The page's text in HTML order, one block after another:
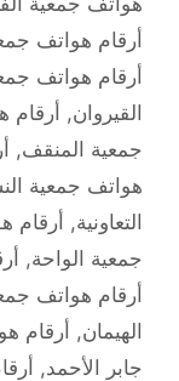
أرقام هواتف
أرقام هواتف
القيروان, أرقام
جمعية المنقف,
هواتف جمعية
التعاونية, أرقام
جمعية الواحة,
أرقام هواتف
الهيمان, أرقام
جابر الأحمد,